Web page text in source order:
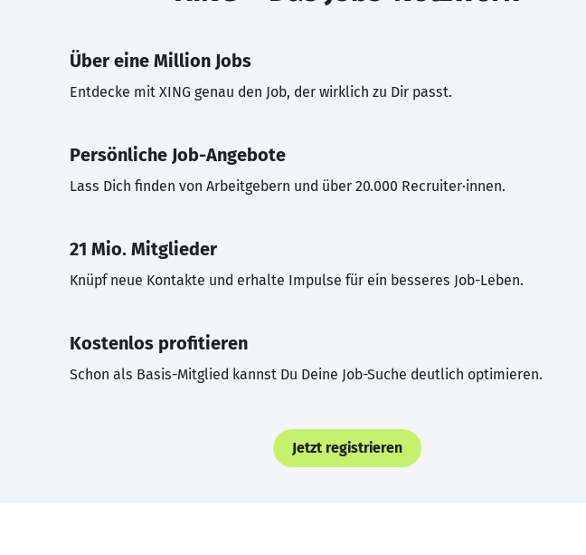
Über eine Million Jobs
Entdecke mit XING genau den Job, der wirklich zu Dir passt.
Persönliche Job-Angebote
Lass Dich finden von Arbeitgebern und über 20.000 Recruiter·innen.
21 Mio. Mitglieder
Knüpf neue Kontakte und erhalte Impulse für ein besseres Job-Leben.
Kostenlos profitieren
Schon als Basis-Mitglied kannst Du Deine Job-Suche deutlich optimieren.
Jetzt registrieren